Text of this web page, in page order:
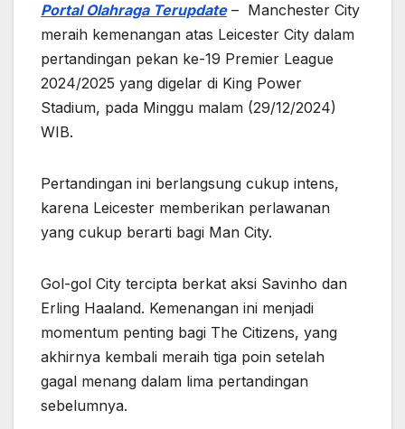
Portal Olahraga Terupdate– Manchester City
meraih kemenangan atas Leicester City dalam
pertandingan pekan ke-19 Premier League
2024/2025 yang digelar di King Power
Stadium, pada Minggu malam (29/12/2024)
WIB.
Pertandingan ini berlangsung cukup intens,
karena Leicester memberikan perlawanan
yang cukup berarti bagi Man City.
Gol-gol City tercipta berkat aksi Savinho dan
Erling Haaland. Kemenangan ini menjadi
momentum penting bagi The Citizens, yang
akhirnya kembali meraih tiga poin setelah
gagal menang dalam lima pertandingan
sebelumnya.